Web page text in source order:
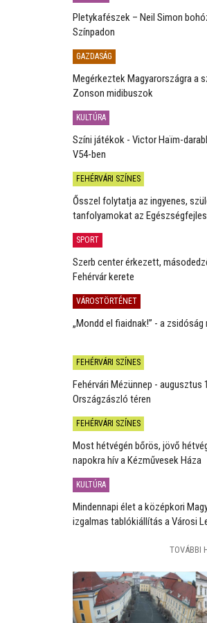
Pletykafészek – Neil Simon
Színpadon
GAZDASÁG
Megérkeztek Magyarországra a
Zonson midibuszok
KULTÚRA
Színi játékok - Victor Haïm-
V54-ben
FEHÉRVÁRI SZÍNES
Ősszel folytatja az ingyenes,
tanfolyamokat az
SPORT
Szerb center érkezett,
Fehérvár kerete
VÁROSTÖRTÉNET
„Mondd el fiaidnak!” - a
FEHÉRVÁRI SZÍNES
Fehérvári Mézünnep - augusztus
Országzászló téren
FEHÉRVÁRI SZÍNES
Most hétvégén bőrös, jövő
napokra hív a Kézművesek Háza
KULTÚRA
Mindennapi élet a középkori
izgalmas tablókiállítás a Városi
TOVÁBBI